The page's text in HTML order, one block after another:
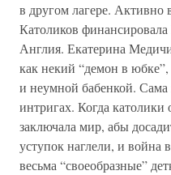
в другом лагере.
Католиков
Англия. Екатерина
как некий “демон в
и неумной бабенкой. Сама
интригах. Когда
заключала мир, абы
уступок наглели, и война
весьма “своеобразные”